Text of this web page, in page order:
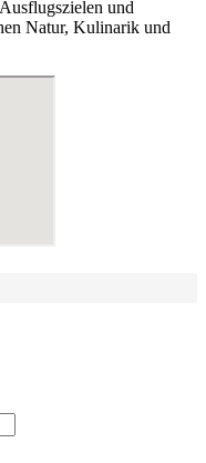
und
Natur, Kulinarik und